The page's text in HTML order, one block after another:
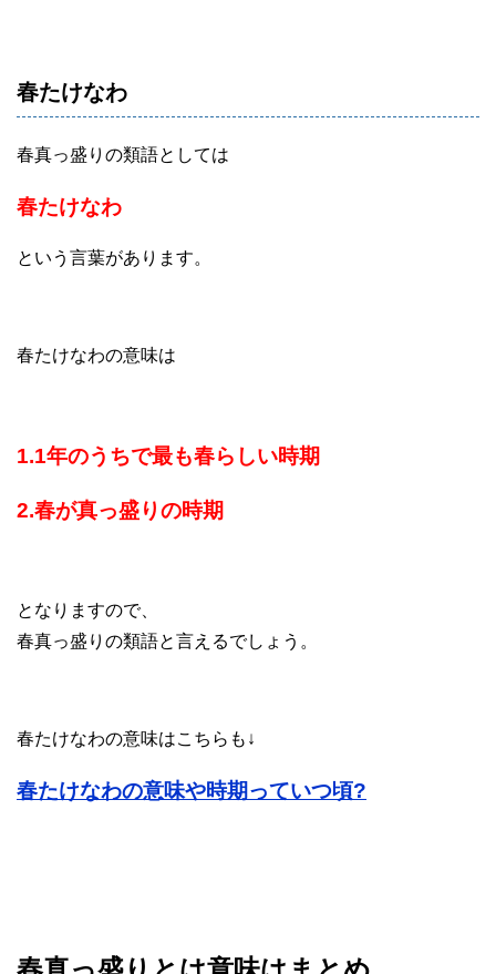
春たけなわ
春真っ盛りの類語としては
春たけなわ
という言葉があります。
春たけなわの意味は
1.1年のうちで最も春らしい時期
2.春が真っ盛りの時期
となりますので、
春真っ盛りの類語と言えるでしょう。
春たけなわの意味はこちらも↓
春たけなわの意味や時期っていつ頃?